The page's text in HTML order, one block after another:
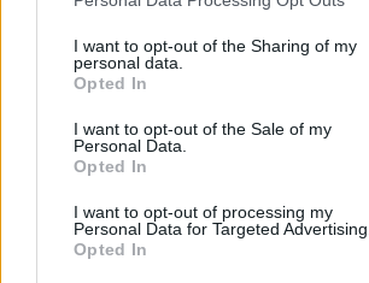
not limited to your visit or usage behaviour.
grant or deny consent to Google and its
use your data for below specified purposes
consent section.
I want to opt-out of the Sharing of my
personal data.
Opted In
I want to opt-out of the Sale of my
Personal Data.
Opted In
I want to opt-out of processing my
Personal Data for Targeted Advertising.
Opted In
εξετάσεων